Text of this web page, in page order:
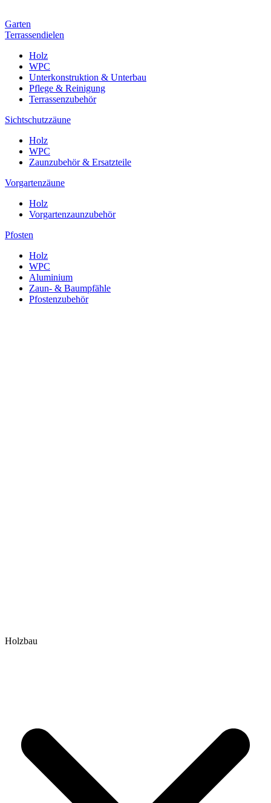
Garten
Terrassendielen
Holz
WPC
Unterkonstruktion & Unterbau
Pflege & Reinigung
Terrassenzubehör
Sichtschutzzäune
Holz
WPC
Zaunzubehör & Ersatzteile
Vorgartenzäune
Holz
Vorgartenzaunzubehör
Pfosten
Holz
WPC
Aluminium
Zaun- & Baumpfähle
Pfostenzubehör
Holzbau